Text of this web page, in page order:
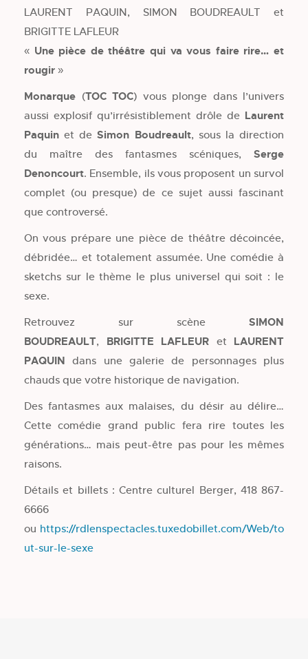
LAURENT PAQUIN, SIMON BOUDREAULT et
BRIGITTE LAFLEUR
« Une pièce de théâtre qui va vous faire rire… et
rougir »
Monarque (TOC TOC) vous plonge dans l’univers
aussi explosif qu’irrésistiblement drôle de Laurent
Paquin et deSimon Boudreault, sous la direction
du maître des fantasmes scéniques, Serge
Denoncourt. Ensemble, ils vous proposent un survol
complet (ou presque) de ce sujet aussi fascinant
que controversé.
On vous prépare une pièce de théâtre décoincée,
débridée… et totalement assumée. Une comédie à
sketchs sur le thème le plus universel qui soit : le
sexe.
Retrouvez sur scène SIMON
BOUDREAULT, BRIGITTE LAFLEUR et LAURENT
PAQUIN dans une galerie de personnages plus
chauds que votre historique de navigation.
Des fantasmes aux malaises, du désir au délire…
Cette comédie grand public fera rire toutes les
générations… mais peut-être pas pour les mêmes
raisons.
Détails et billets : Centre culturel Berger, 418 867-
6666
ou https://rdlenspectacles.tuxedobillet.com/Web/to
ut-sur-le-sexe